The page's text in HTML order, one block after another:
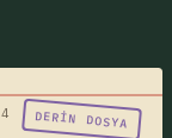
DERIN DOSYA
bu skolyoz ?"